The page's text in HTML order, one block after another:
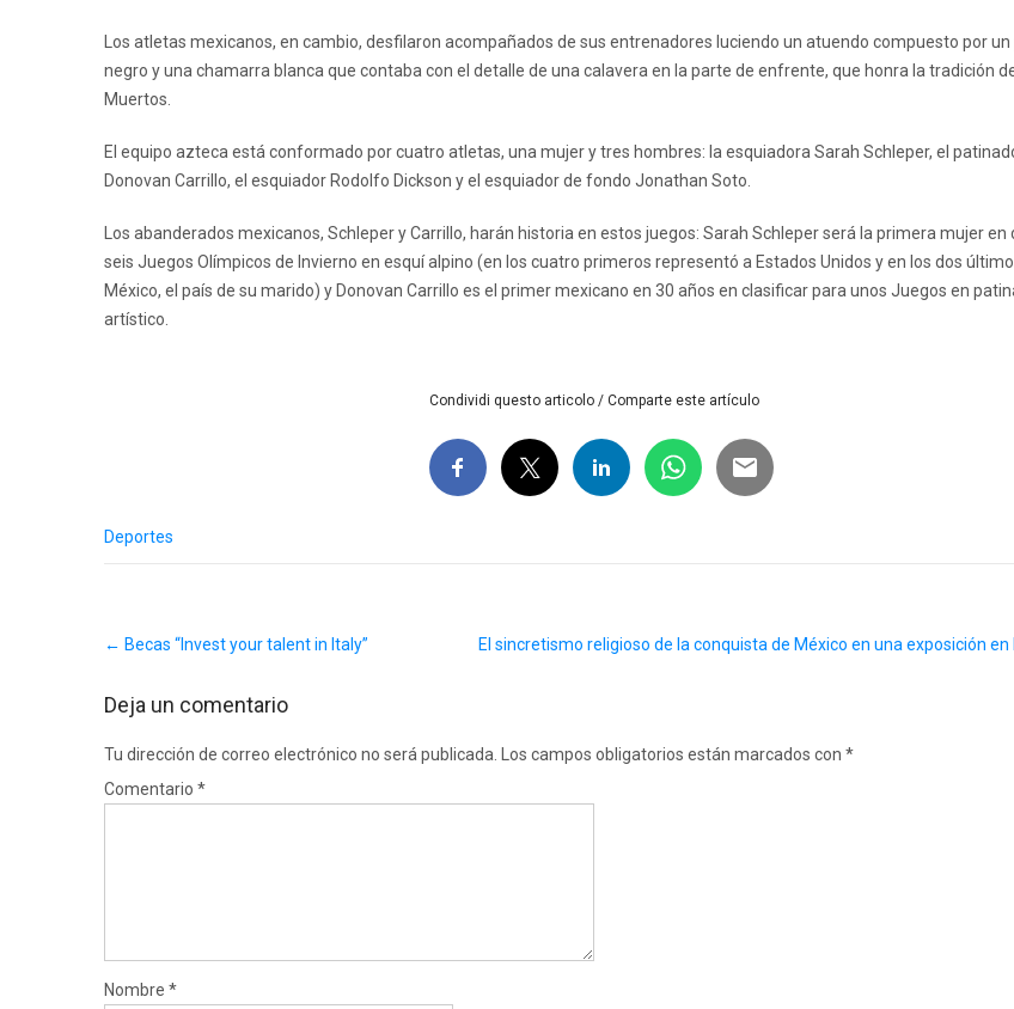
Los atletas mexicanos, en cambio, desfilaron acompañados de sus entrenadores luciendo un atuendo compuesto por
negro y una chamarra blanca que contaba con el detalle de una calavera en la parte de enfrente, que honra la tradición
Muertos.
El equipo azteca está conformado por cuatro atletas, una mujer y tres hombres: la esquiadora Sarah Schleper, el
Donovan Carrillo, el esquiador Rodolfo Dickson y el esquiador de fondo Jonathan Soto.
Los abanderados mexicanos, Schleper y Carrillo, harán historia en estos juegos: Sarah Schleper será la primera mujer en
seis Juegos Olímpicos de Invierno en esquí alpino (en los cuatro primeros representó a Estados Unidos y en los dos
México, el país de su marido) y Donovan Carrillo es el primer mexicano en 30 años en clasificar para unos Juegos en
artístico.
Condividi questo articolo / Comparte este artículo
Deportes
navigation
← Becas “Invest your talent in Italy” El sincretismo religioso de la conquista de México en una exposición en
Deja un comentario
Tu dirección de correo electrónico no será publicada. Los campos obligatorios están marcados con *
Comentario *
Nombre *